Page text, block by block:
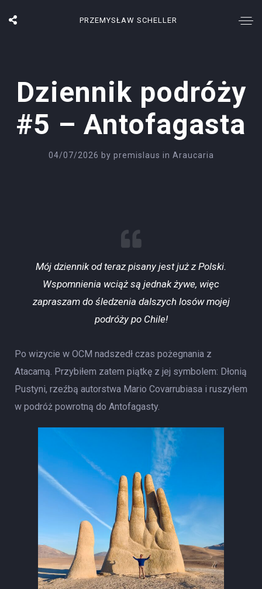
PRZEMYSŁAW SCHELLER
Dziennik podróży
#5 – Antofagasta
04/07/2026 by premislaus in Araucaria
Mój dziennik od teraz pisany jest już z Polski.
Wspomnienia wciąż są jednak żywe, więc
zapraszam do śledzenia dalszych losów mojej
podróży po Chile!
Po wizycie w OCM nadszedł czas pożegnania z
Atacamą. Przybiłem zatem piątkę z jej symbolem: Dłonią
Pustyni, rzeźbą autorstwa Mario Covarrubiasa i ruszyłem
w podróż powrotną do Antofagasty.